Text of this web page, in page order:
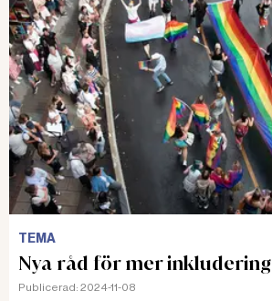
TEMA
Nya råd för mer inkludering
Publicerad: 2024-11-08